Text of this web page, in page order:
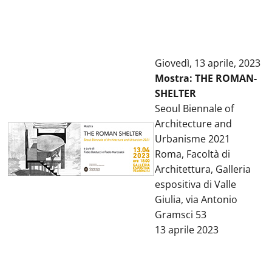
Giovedì, 13 aprile, 2023
Mostra: THE ROMAN-
SHELTER
Seoul Biennale of
Architecture and
Urbanisme 2021
Roma, Facoltà di
Architettura, Galleria
espositiva di Valle
Giulia, via Antonio
Gramsci 53
13 aprile 2023